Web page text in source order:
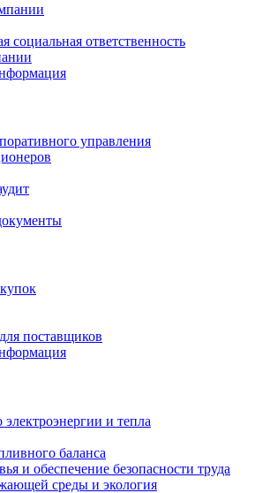
социальная ответственность
управления
поставщиков
и тепла
баланса
и обеспечение безопасности труда
среды и экология